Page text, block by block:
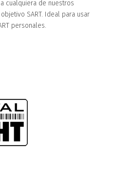
cualquiera de nuestros
SART. Ideal para usar
personales.